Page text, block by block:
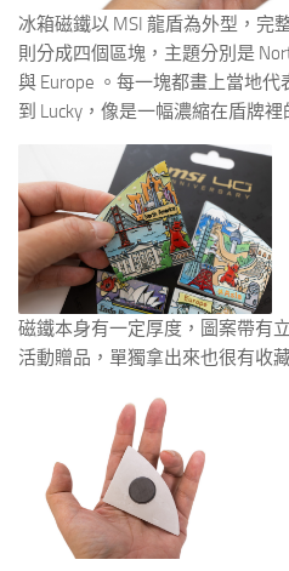
冰箱磁鐵以 MSI 龍盾為外型，完
則分成四個區塊，主題分別是
與 Europe 。每一塊都畫上當地
到 Lucky，像是一幅濃縮在盾牌裡
磁鐵本身有一定厚度，圖案帶有
活動贈品，單獨拿出來也很有收